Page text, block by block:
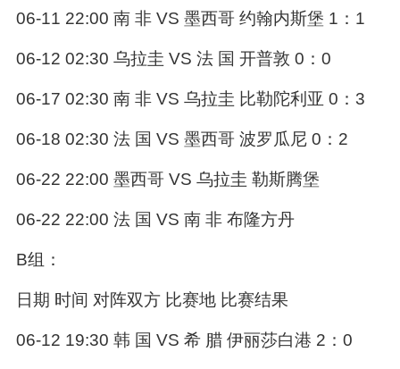
06-11 22:00 南 非 VS 墨西哥 约翰内斯堡 1：1
06-12 02:30 乌拉圭 VS 法 国 开普敦 0：0
06-17 02:30 南 非 VS 乌拉圭 比勒陀利亚 0：3
06-18 02:30 法 国 VS 墨西哥 波罗瓜尼 0：2
06-22 22:00 墨西哥 VS 乌拉圭 勒斯腾堡
06-22 22:00 法 国 VS 南 非 布隆方丹
B组：
日期 时间 对阵双方 比赛地 比赛结果
06-12 19:30 韩 国 VS 希 腊 伊丽莎白港 2：0